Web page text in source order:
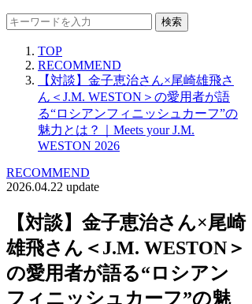
検索
TOP
RECOMMEND
【対談】金子恵治さん×尾崎雄飛さ
ん＜J.M. WESTON＞の愛用者が語
る“ロシアンフィニッシュカーフ”の
魅力とは？｜Meets your J.M.
WESTON 2026
RECOMMEND
2026.04.22 update
【対談】金子恵治さん×尾崎
雄飛さん＜J.M. WESTON＞
の愛用者が語る“ロシアン
フィニッシュカーフ”の魅